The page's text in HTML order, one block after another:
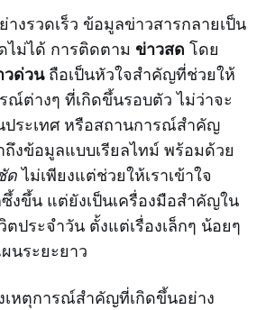
งรวดเร็ว ข้อมูลข่าวสารกลายเป็น
ไม่ได้ การติดตาม ข่าวสด โดย
วด่วนถือเป็นหัวใจสำคัญที่ช่วยให้
ณ์ต่างๆ ที่เกิดขึ้นรอบตัว ไม่ว่าจะ
ประเทศ หรือสถานการณ์สำคัญ
ถึงข้อมูลแบบเรียลไทม์ พร้อมด้วย
ดไม่เพียงแต่ช่วยให้เราเข้าใจ
งขึ้น แต่ยังเป็นเครื่องมือสำคัญใน
ประจำวัน ตั้งแต่เรื่องเล็กๆ น้อยๆ
นระยะยาว
เหตุการณ์สำคัญที่เกิดขึ้นอย่าง